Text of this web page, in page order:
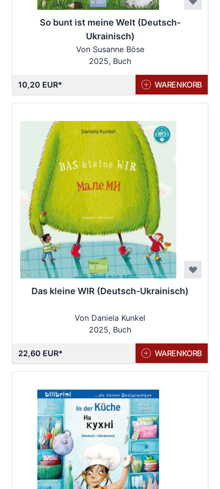
So bunt ist meine Welt (Deutsch-
Ukrainisch)
Von Susanne Böse
2025, Buch
10,20 EUR WARENKORB
Das kleine WIR (Deutsch-Ukrainisch)
Von Daniela Kunkel
2025, Buch
22,60 EUR WARENKORB